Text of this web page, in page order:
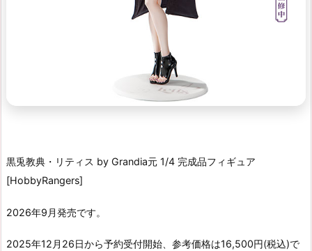
黒兎教典・リティス by Grandia元 1/4 完成品フィギュア
[HobbyRangers]
2026年9月発売です。
2025年12月26日から予約受付開始、参考価格は16,500円(税込)で